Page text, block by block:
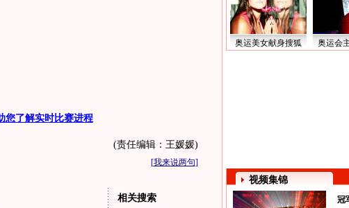
您了解实时比赛进程
(责任编辑：王媛媛)
[我来说两句]
相关搜索
奥运美女献身搜狐 奥运会
视频集锦
冠